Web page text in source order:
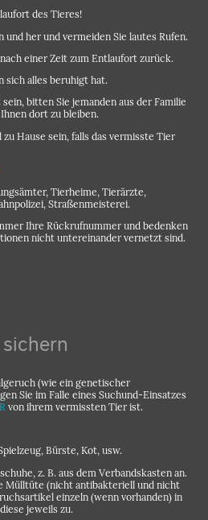
des Tieres!
und her und vermeiden Sie lautes Rufen.
einer Zeit zum Entlaufort zurück.
sich alles beruhigt hat.
bitten Sie jemanden aus der Familie
dort zu bleiben.
Hause sein, falls das vermisste Tier
Tierheime, Tierärzte,
Straßenmeisterei.
Ihre Rückrufnummer und bedenken
nicht untereinander vernetzt sind.
(wie ein genetischer
Sie im Falle eines Suchund-Einsatzes
von ihrem vermissten Tier ist.
Bürste, Kot, usw.
z. B. aus dem Verbandskasten an.
Mülltüte (nicht antibakteriell und nicht
einzeln (wenn vorhanden) in
jeweils zu.